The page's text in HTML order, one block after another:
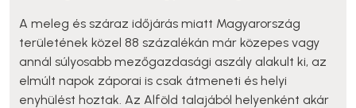
A meleg és száraz időjárás miatt Magyarország
területének közel 88 százalékán már közepes vagy
annál súlyosabb mezőgazdasági aszály alakult ki, az
elmúlt napok záporai is csak átmeneti és helyi
enyhülést hoztak. Az Alföld talajából helyenként akár